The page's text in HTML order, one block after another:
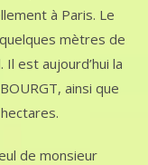
à Paris. Le
mètres de
est aujourd’hui la
ainsi que
de monsieur